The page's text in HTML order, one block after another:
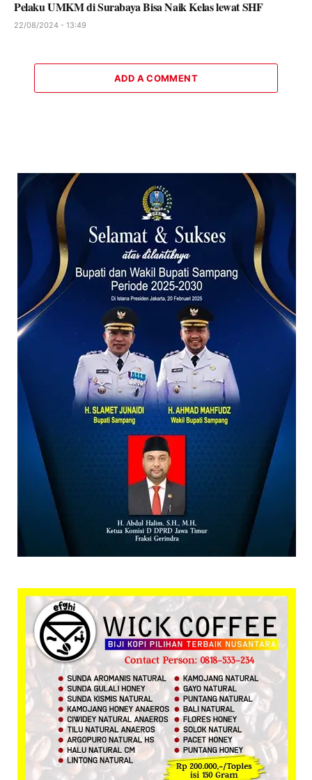
Pelaku UMKM di Surabaya Bisa Naik Kelas lewat SHF
22/08/2024 - 13:49
ADD A COMMENT